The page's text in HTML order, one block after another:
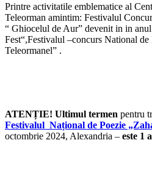
Printre activitatile emblematice al
Teleorman amintim: Festivalul
“ Ghiocelul de Aur” devenit in in
Fest“,Festivalul –concurs National
Teleormanel” .
ATENȚIE! Ultimul termen pentru
Festivalul Național de Poezie
octombrie 2024, Alexandria – este 1